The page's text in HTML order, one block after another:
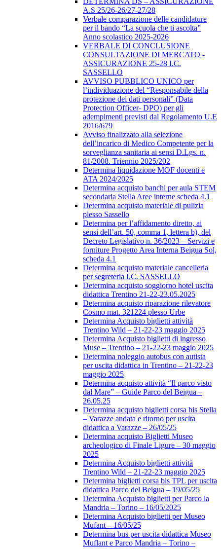
A.S 25/26-26/27-27/28
Verbale comparazione delle candidature
per il bando “La scuola che ti ascolta”
Anno scolastico 2025-2026
VERBALE DI CONCLUSIONE
CONSULTAZIONE DI MERCATO -
ASSICURAZIONE 25-28 I.C.
SASSELLO
AVVISO PUBBLICO UNICO per
l’individuazione del “Responsabile della
protezione dei dati personali” (Data
Protection Officer- DPO) per gli
adempimenti previsti dal Regolamento U.E
2016/679
Avviso finalizzato alla selezione
dell’incarico di Medico Competente per la
sorveglianza sanitaria ai sensi D.Lgs. n.
81/2008. Triennio 2025/202
Determina liquidazione MOF docenti e
ATA 2024/2025
Determina acquisto banchi per aula STEM
secondaria Stella Aree interne scheda 4.1
Determina acquisto materiale di pulizia
plesso Sassello
Determina per l’affidamento diretto, ai
sensi dell’art. 50, comma 1, lettera b), del
Decreto Legislativo n. 36/2023 – Servizi e
forniture Progetto Area Interna Beigua Sol,
scheda 4.1
Determina acquisto materiale cancelleria
per segreteria I.C. SASSELLO
Determina acquisto soggiorno hotel uscita
didattica Trentino 21-22-23.05.2025
Determina acquisto riparazione rilevatore
Cosmo mat. 321224 plesso Urbe
Determina Acquisto biglietti attività
Trentino Wild – 21-22-23 maggio 2025
Determina Acquisto biglietti di ingresso
Muse – Trentino – 21-22-23 maggio 2025
Determina noleggio autobus con autista
per uscita didattica in Trentino – 21-22-23
maggio 2025
Determina acquisto attività “Il parco visto
dal Mare” – Guide Parco del Beigua –
26.05.25
Determina acquisto biglietti corsa bis Stella
– Varazze andata e ritorno per uscita
didattica a Varazze – 26/05/25
Determina acquisto Biglietti Museo
archeologico di Finale Ligure – 30 maggio
2025
Determina Acquisto biglietti attività
Trentino Wild – 21-22-23 maggio 2025
Determina biglietti corsa bis TPL per uscita
didattica Parco del Beigua – 19/05/25
Determina Acquisto biglietti per Parco la
Mandria – Torino – 16/05/2025
Determina Acquisto biglietti per Museo
Mufant – 16/05/25
Determina bus per uscita didattica Museo
Muflant e Parco Mandria – Torino –